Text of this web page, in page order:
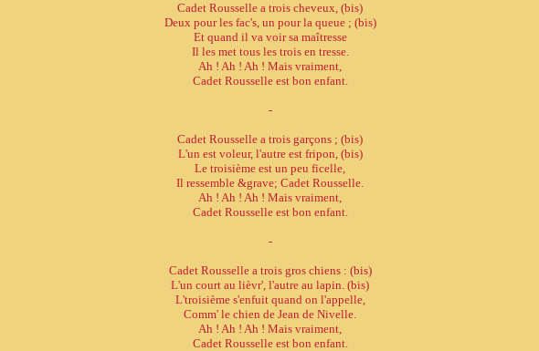
Cadet Rousselle a trois cheveux, (bis)
Deux pour les fac's, un pour la queue ; (bis)
Et quand il va voir sa maîtresse
Il les met tous les trois en tresse.
Ah ! Ah ! Ah ! Mais vraiment,
Cadet Rousselle est bon enfant.
-
Cadet Rousselle a trois garçons ; (bis)
L'un est voleur, l'autre est fripon, (bis)
Le troisième est un peu ficelle,
Il ressemble &grave; Cadet Rousselle.
Ah ! Ah ! Ah ! Mais vraiment,
Cadet Rousselle est bon enfant.
-
Cadet Rousselle a trois gros chiens : (bis)
L'un court au lièvr', l'autre au lapin. (bis)
L'troisième s'enfuit quand on l'appelle,
Comm' le chien de Jean de Nivelle.
Ah ! Ah ! Ah ! Mais vraiment,
Cadet Rousselle est bon enfant.